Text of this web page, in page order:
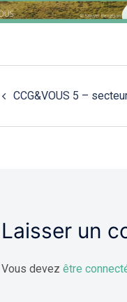
CCG&VOUS 5 –
Laisser un
Vous devez être